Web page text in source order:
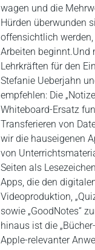
wagen und die
Hürden überwunden
offensichtlich
Arbeiten beginnt.Und
Lehrkräften für den
Stefanie Ueberjahn
empfehlen: Die
Whiteboard-Ersatz
Transferieren von
wir die hauseigenen
von
Seiten als
Apps, die den
Videoproduktion,
sowie „GoodNotes“
hinaus ist die
Apple-relevanter